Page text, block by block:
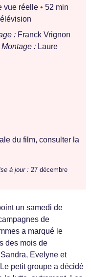
vue réelle • 52 min
: Franck Vrignon
Montage : Laure
du film, consulter la
à jour : 27 décembre
un samedi de
de
a marqué le
des mois de
Evelyne et
petit groupe a décidé